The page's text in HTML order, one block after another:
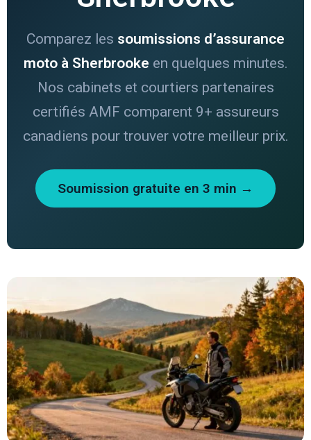
Comparez les soumissions d’assurance
moto à Sherbrooke en quelques minutes.
Nos cabinets et courtiers partenaires
certifiés AMF comparent 9+ assureurs
canadiens pour trouver votre meilleur prix.
Soumission gratuite en 3 min →